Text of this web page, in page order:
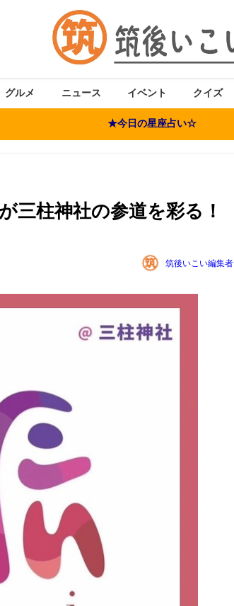
グルメ ニュース イベント クイズ
★今日の星座占い☆
柱神社の参道を彩る！
筑後いこい編集者